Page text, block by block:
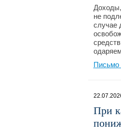
не
случае
Письмо
При